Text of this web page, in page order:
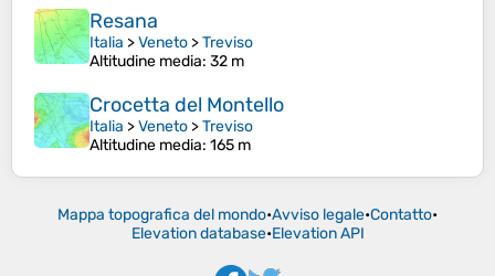
Resana
Italia >Veneto >Treviso
Altitudine media: 32 m
Crocetta del Montello
Italia >Veneto >Treviso
Altitudine media: 165 m
Mappa topografica del mondo•Avviso legale•Contatto•
Elevation database•Elevation API